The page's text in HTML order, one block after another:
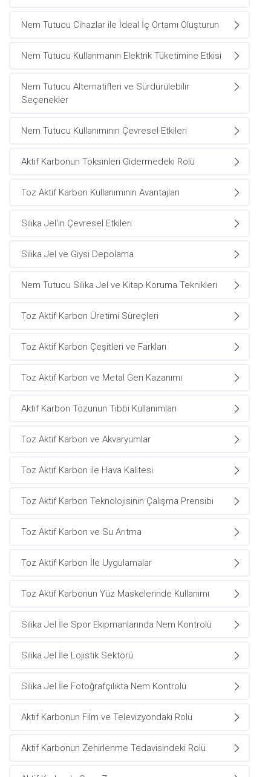
Nem Tutucu Cihazlar ile İdeal İç Ortamı Oluşturun
Nem Tutucu Kullanmanın Elektrik Tüketimine Etkisi
Nem Tutucu Alternatifleri ve Sürdürülebilir
Seçenekler
Nem Tutucu Kullanımının Çevresel Etkileri
Aktif Karbonun Toksinleri Gidermedeki Rolü
Toz Aktif Karbon Kullanımının Avantajları
Silika Jel'in Çevresel Etkileri
Silika Jel ve Giysi Depolama
Nem Tutucu Silika Jel ve Kitap Koruma Teknikleri
Toz Aktif Karbon Üretimi Süreçleri
Toz Aktif Karbon Çeşitleri ve Farkları
Toz Aktif Karbon ve Metal Geri Kazanımı
Aktif Karbon Tozunun Tıbbi Kullanımları
Toz Aktif Karbon ve Akvaryumlar
Toz Aktif Karbon ile Hava Kalitesi
Toz Aktif Karbon Teknolojisinin Çalışma Prensibi
Toz Aktif Karbon ve Su Arıtma
Toz Aktif Karbon İle Uygulamalar
Toz Aktif Karbonun Yüz Maskelerinde Kullanımı
Silika Jel İle Spor Ekipmanlarında Nem Kontrolü
Silika Jel İle Lojistik Sektörü
Silika Jel İle Fotoğrafçılıkta Nem Kontrolü
Aktif Karbonun Film ve Televizyondaki Rolü
Aktif Karbonun Zehirlenme Tedavisindeki Rolü